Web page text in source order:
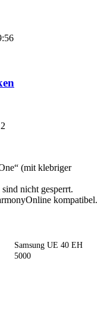
(mit klebriger
nicht gesperrt.
kompatibel.
Samsung UE 40 EH
5000